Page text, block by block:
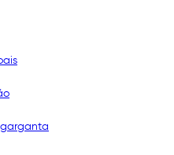
garganta